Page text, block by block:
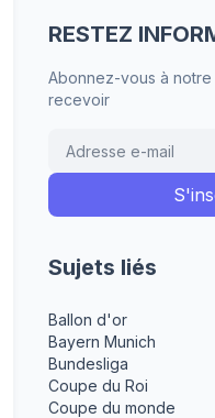
RESTEZ
Abonnez-vous à
recevoir
Sujets liés
Ballon d'or
Bayern Munich
Bundesliga
Coupe du Roi
Coupe du monde